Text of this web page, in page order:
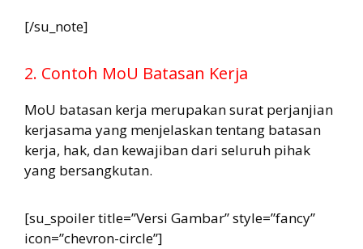
[/su_note]
2. Contoh MoU Batasan Kerja
MoU batasan kerja merupakan surat perjanjian
kerjasama yang menjelaskan tentang batasan
kerja, hak, dan kewajiban dari seluruh pihak
yang bersangkutan.
[su_spoiler title=”Versi Gambar” style=”fancy”
icon=”chevron-circle”]